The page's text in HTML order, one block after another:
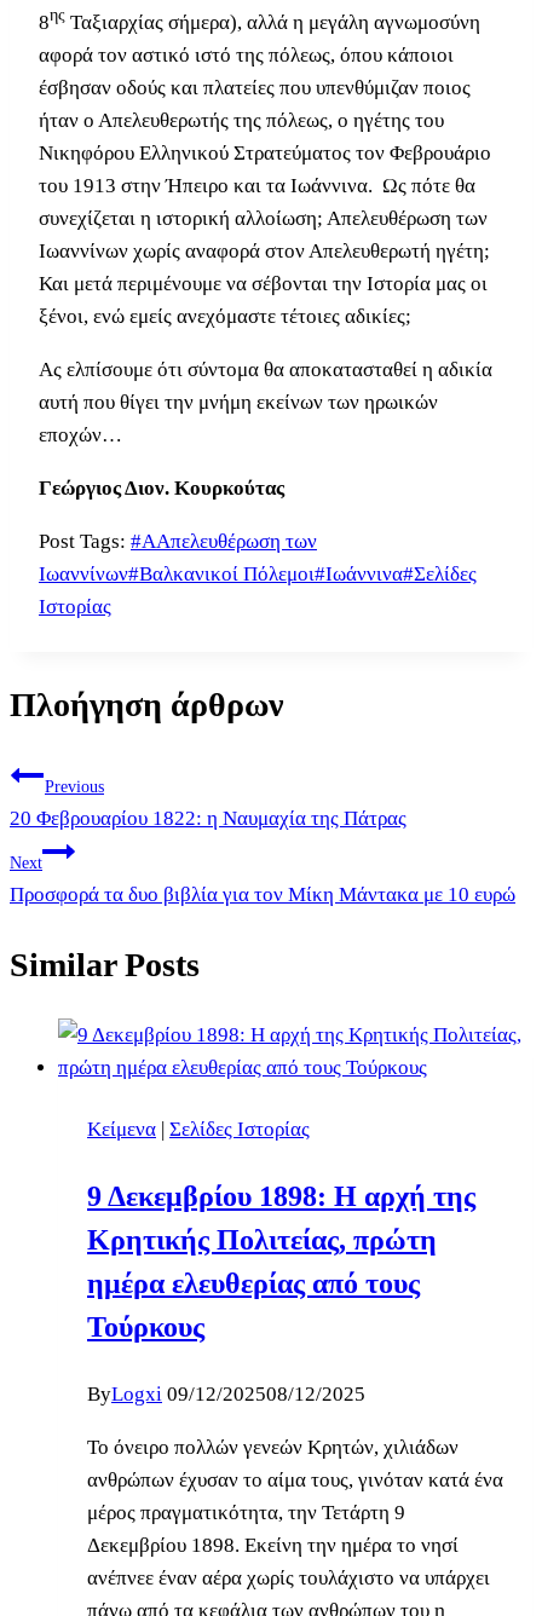
8ης Ταξιαρχίας σήμερα), αλλά η μεγάλη αγνωμοσύνη
αφορά τον αστικό ιστό της πόλεως, όπου κάποιοι
έσβησαν οδούς και πλατείες που υπενθύμιζαν ποιος
ήταν ο Απελευθερωτής της πόλεως, ο ηγέτης του
Νικηφόρου Ελληνικού Στρατεύματος τον Φεβρουάριο
του 1913 στην Ήπειρο και τα Ιωάννινα. Ως πότε θα
συνεχίζεται η ιστορική αλλοίωση; Απελευθέρωση των
Ιωαννίνων χωρίς αναφορά στον Απελευθερωτή ηγέτη;
Και μετά περιμένουμε να σέβονται την Ιστορία μας οι
ξένοι, ενώ εμείς ανεχόμαστε τέτοιες αδικίες;
Ας ελπίσουμε ότι σύντομα θα αποκατασταθεί η αδικία
αυτή που θίγει την μνήμη εκείνων των ηρωικών
εποχών…
Γεώργιος Διον. Κουρκούτας
Post Tags: #ΑΑπελευθέρωση των
Ιωαννίνων#Βαλκανικοί Πόλεμοι#Ιωάννινα#Σελίδες
Ιστορίας
Πλοήγηση άρθρων
Previous
20 Φεβρουαρίου 1822: η Ναυμαχία της Πάτρας
Next
Προσφορά τα δυο βιβλία για τον Μίκη Μάντακα με 10 ευρώ
Similar Posts
Κείμενα | Σελίδες Ιστορίας
9 Δεκεμβρίου 1898: Η αρχή της
Κρητικής Πολιτείας, πρώτη
ημέρα ελευθερίας από τους
Τούρκους
ByLogxi 09/12/202508/12/2025
Το όνειρο πολλών γενεών Κρητών, χιλιάδων
ανθρώπων έχυσαν το αίμα τους, γινόταν κατά ένα
μέρος πραγματικότητα, την Τετάρτη 9
Δεκεμβρίου 1898. Εκείνη την ημέρα το νησί
ανέπνεε έναν αέρα χωρίς τουλάχιστο να υπάρχει
πάνω από τα κεφάλια των ανθρώπων του η